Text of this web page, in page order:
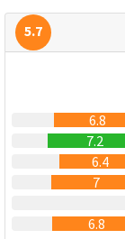
5.7
6.8
7.2
6.4
7
6.8